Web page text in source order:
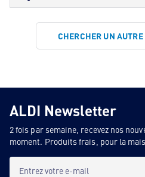
CHERCHER UN
ALDI Newsletter
2 fois par semaine, recevez nos
moment. Produits frais, pour la
Entrez votre e-mail